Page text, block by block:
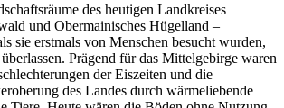
des heutigen Landkreises
und Obermainisches Hügelland –
sie erstmals von Menschen besucht wurden,
Prägend für das Mittelgebirge waren
der Eiszeiten und die
des Landes durch wärmeliebende